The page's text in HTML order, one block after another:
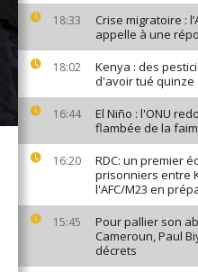
18:33
Crise migratoire :
appelle à une
18:02
Kenya : des
d'avoir tué quinze
16:44
El Niño : l'ONU
flambée de la
16:20
RDC: un premier
prisonniers entre
l'AFC/M23 en
15:45
Pour pallier son
Cameroun, Paul
décrets